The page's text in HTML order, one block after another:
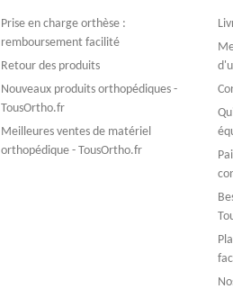
Prise en charge orthèse :
remboursement facilité
Retour des produits
Nouveaux produits orthopédiques -
TousOrtho.fr
Meilleures ventes de matériel
orthopédique - TousOrtho.fr